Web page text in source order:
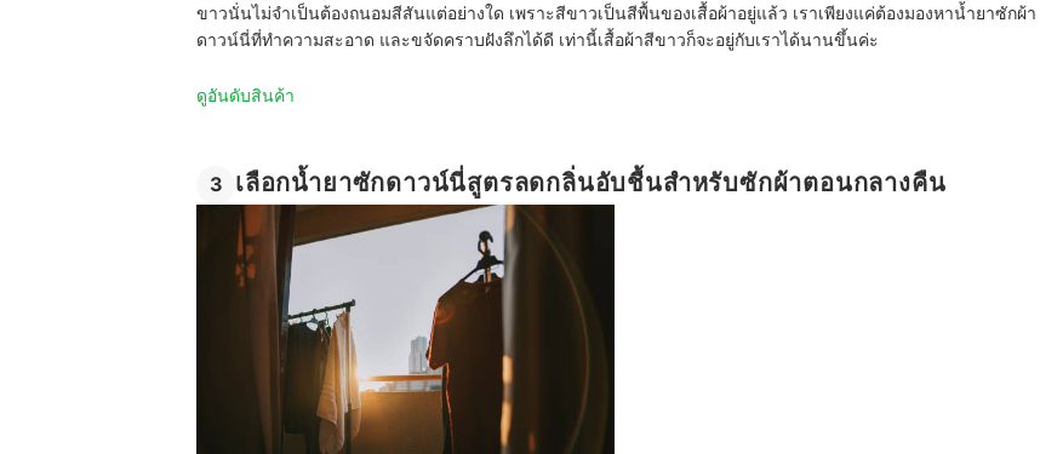
ขาวนั่นไม่จำเป็นต้องถนอมสีสันแต่อย่างใด เพราะสีขาวเป็นสีพื้นของเสื้อผ้าอยู่แล้ว เราเพียงแค่ต้องมองหาน้ำยาซักผ้า
ดาวน์นี่ที่ทำความสะอาด และขจัดคราบฝังลึกได้ดี เท่านี้เสื้อผ้าสีขาวก็จะอยู่กับเราได้นานขึ้นค่ะ
ดูอันดับสินค้า
3 เลือกน้ำยาซักดาวน์นี่สูตรลดกลิ่นอับชื้นสำหรับซักผ้าตอนกลางคืน